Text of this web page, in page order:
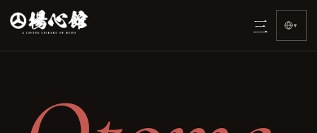
三 ▾
Beranda
›